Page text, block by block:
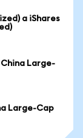
a iShares
Large-
Large-Cap